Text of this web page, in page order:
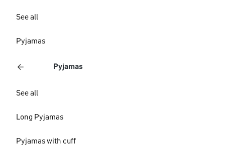
See all
Pyjamas
Pyjamas
See all
Long Pyjamas
Pyjamas with cuff